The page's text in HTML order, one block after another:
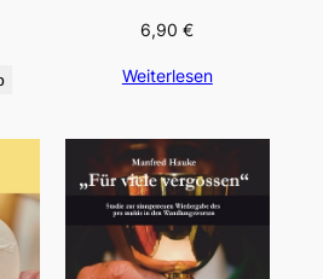
6,90€
Weiterlesen